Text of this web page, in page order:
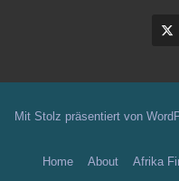
Mit Stolz präsentiert von
Home About Afrika